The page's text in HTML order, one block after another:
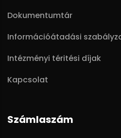
Dokumentumtár
Információátadási
Intézményi téritési díjak
Kapcsolat
Számlaszám